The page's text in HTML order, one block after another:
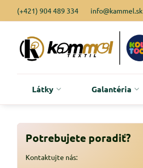
(+421) 904 489 334 info@kammel.sk
Látky Galantéria
Potrebujete poradiť?
Kontaktujte nás: